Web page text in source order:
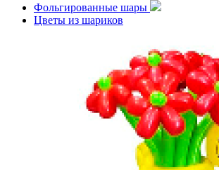
Фольгированные шары
Цветы из шариков